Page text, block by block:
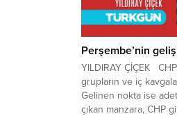
Perşembe’nin
YILDIRAY ÇİÇEK
grupların ve iç
Gelinen nokta ise
çıkan manzara, CHP